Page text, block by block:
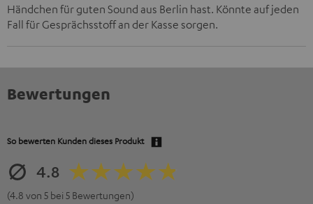
Händchen für guten Sound aus Berlin hast. Könnte auf jeden
Fall für Gesprächsstoff an der Kasse sorgen.
Bewertungen
So bewerten Kunden dieses Produkt
4.8
(4.8 von 5 bei 5 Bewertungen)